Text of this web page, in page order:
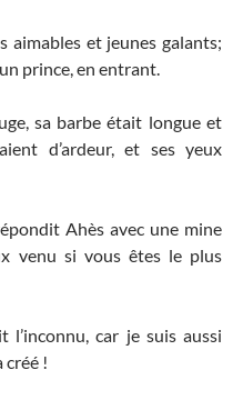
aimables et jeunes galants;
prince, en entrant.
sa barbe était longue et
d’ardeur, et ses yeux
Ahès avec une mine
venu si vous êtes le plus
l’inconnu, car je suis aussi
créé !